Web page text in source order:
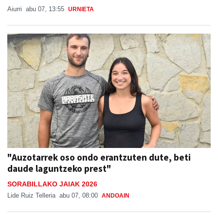
Aiurri abu 07, 13:55 URNIETA
"Auzotarrek oso ondo erantzuten dute, beti
daude laguntzeko prest"
SORABILLAKO JAIAK 2026
Lide Ruiz Telleria abu 07, 08:00 ANDOAIN